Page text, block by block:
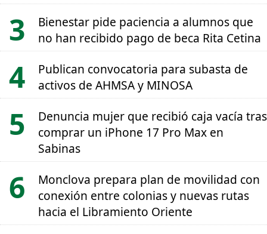
Bienestar pide paciencia a alumnos que
no han recibido pago de beca Rita Cetina
Publican convocatoria para subasta de
activos de AHMSA y MINOSA
Denuncia mujer que recibió caja vacía tras
comprar un iPhone 17 Pro Max en
Sabinas
Monclova prepara plan de movilidad con
conexión entre colonias y nuevas rutas
hacia el Libramiento Oriente